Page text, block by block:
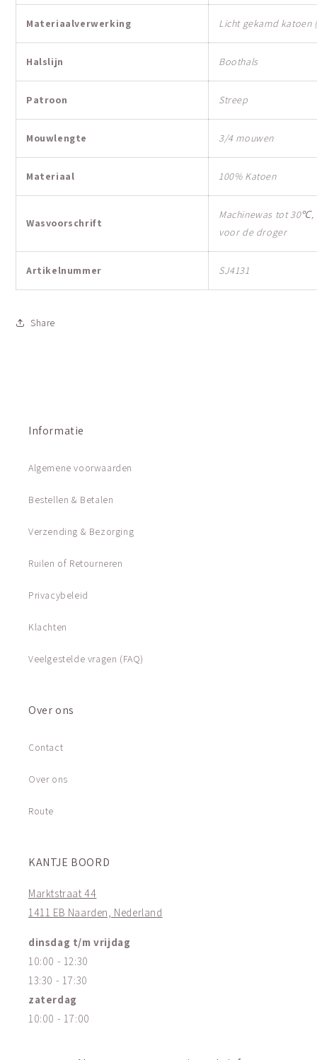
Materiaalverwerking Licht gekamd katoen
Halslijn Boothals
Patroon Streep
Mouwlengte 3/4 mouwen
Materiaal 100% Katoen
Wasvoorschrift
Machinewas tot 30℃,
voor de droger
Artikelnummer SJ4131
Share
Informatie
Algemene voorwaarden
Bestellen & Betalen
Verzending & Bezorging
Ruilen of Retourneren
Privacybeleid
Klachten
Veelgestelde vragen (FAQ)
Over ons
Contact
Over ons
Route
KANTJE BOORD
Marktstraat 44
1411 EB Naarden, Nederland
dinsdag t/m vrijdag
10:00 - 12:30
13:30 - 17:30
zaterdag
10:00 - 17:00